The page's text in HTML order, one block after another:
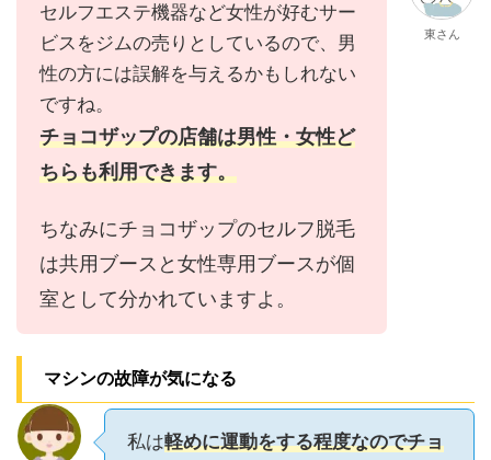
セルフエステ機器など女性が好むサー
ビスをジムの売りとしているので、男
性の方には誤解を与えるかもしれない
ですね。
チョコザップの店舗は男性・女性ど
ちらも利用できます。
ちなみにチョコザップのセルフ脱毛
は共用ブースと女性専用ブースが個
室として分かれていますよ。
東さん
マシンの故障が気になる
私は軽めに運動をする程度なのでチョ